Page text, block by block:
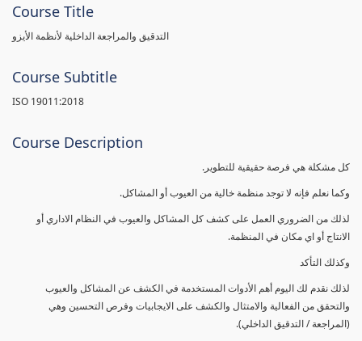
Course Title
التدقيق والمراجعة الداخلية لأنظمة الأيزو
Course Subtitle
ISO 19011:2018
Course Description
كل مشكلة هي فرصة حقيقية للتطوير.
وكما نعلم فإنه لا توجد منظمة خالية من العيوب أو المشاكل.
لذلك من الضروري العمل على كشف كل المشاكل والعيوب في النظام الاداري أو
الانتاج أو اي مكان في المنظمة.
وكذلك التأكد
لذلك نقدم لك اليوم أهم الأدوات المستخدمة في الكشف عن المشاكل والعيوب
والتحقق من الفعالية والامتثال والكشف على الايجابيات وفرص التحسين وهي
(المراجعة / التدقيق الداخلي).